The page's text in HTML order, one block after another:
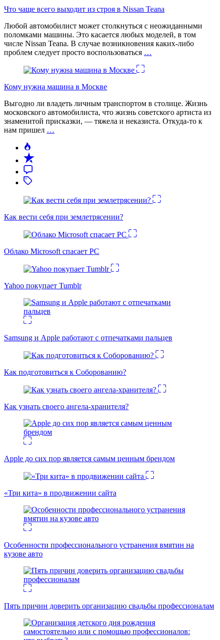
Что чаще всего выходит из строя в Nissan Teana
Любой автомобилист может столкнуться с неожиданными
поломками машины. Это касается любых моделей, в том
числе Nissan Teana. В случае возникновения каких-либо
проблем следует просто воспользоваться …
Кому нужна машина в Москве
Выгодно ли владеть личным транспортом в столице. Жизнь
московского автомобилиста, что жизнь советского артиста из
знаменитой присказки, — тяжела и неказиста. Откуда-то к
нам пришел …
Как вести себя при землетрясении?
Облако Microsoft спасает PC
Yahoo покупает Tumblr
Samsung и Apple работают с отпечатками пальцев
Как подготовиться к Соборованию?
Как узнать своего ангела-хранителя?
Apple до сих пор является самым ценным брендом
«Три кита» в продвижении сайта
Особенности профессионального устранения вмятин на
кузове авто
Пять причин доверить организацию свадьбы профессионалам